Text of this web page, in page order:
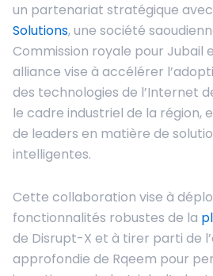
un partenariat stratégique avec
Solutions, une société
Commission royale pour Jubail
alliance vise à accélérer
des technologies de l’Internet
le cadre industriel de la région,
de leaders en matière de
intelligentes.
Cette collaboration vise à
fonctionnalités robustes de la
de Disrupt-X et à tirer parti de
approfondie de Rqeem pour